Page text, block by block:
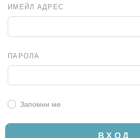
ИМЕЙЛ АДРЕС
ПАРОЛА
Запомни ме